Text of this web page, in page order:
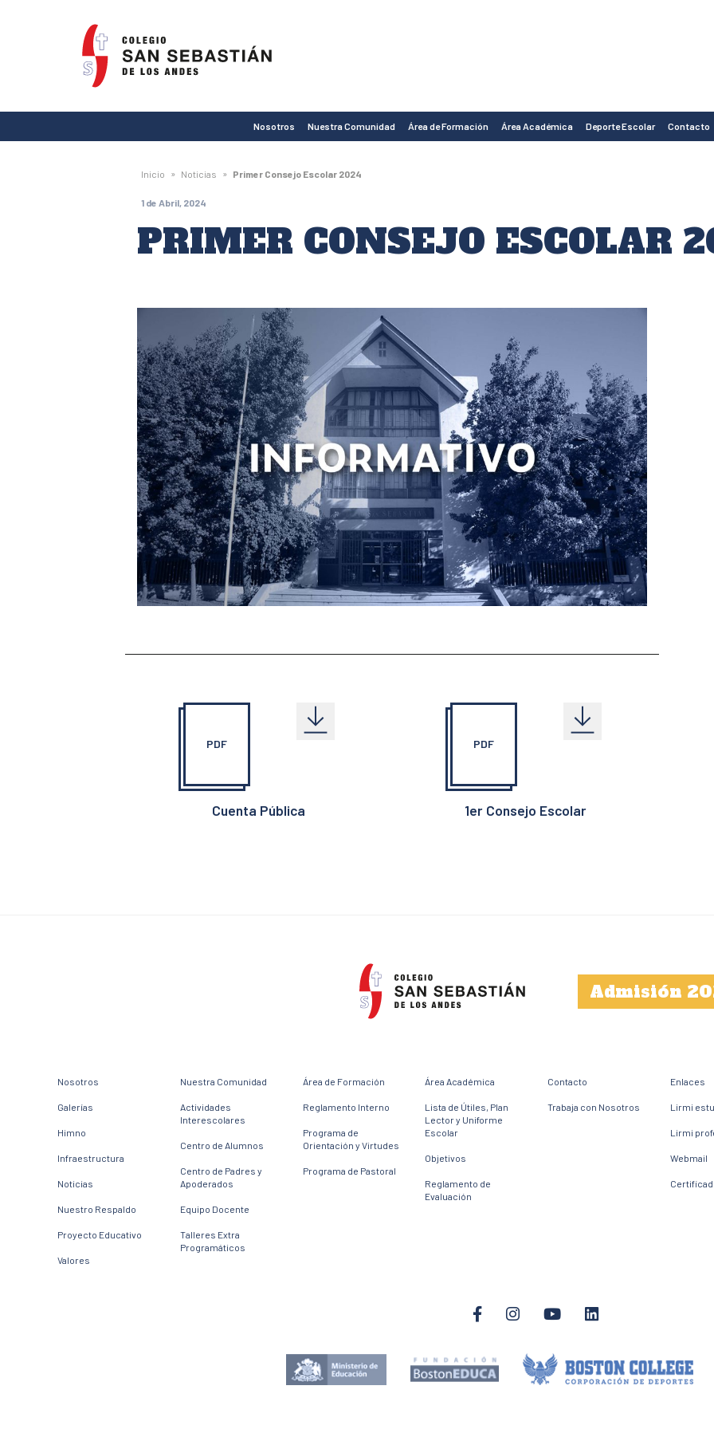
Colegio
San
Sebastián
de
Los
Andes
Nosotros Nuestra Comunidad Área de Formación Área Académica Deporte Escolar Contacto
Inicio » Noticias » Primer Consejo Escolar 2024
1 de Abril, 2024
PRIMER CONSEJO ESCOLAR
PDF
Cuenta Pública
PDF
1er Consejo Escolar
Admisión
Nosotros
Galerías
Himno
Infraestructura
Noticias
Nuestro Respaldo
Proyecto Educativo
Valores
Nuestra Comunidad
Actividades
Interescolares
Centro de Alumnos
Centro de Padres y
Apoderados
Equipo Docente
Talleres Extra
Programáticos
Área de Formación
Reglamento Interno
Programa de
Orientación y Virtudes
Programa de Pastoral
Área Académica
Lista de Útiles, Plan
Lector y Uniforme
Escolar
Objetivos
Reglamento de
Evaluación
Contacto
Trabaja con Nosotros
Enlaces
Lirmi
Lirmi
Webmail